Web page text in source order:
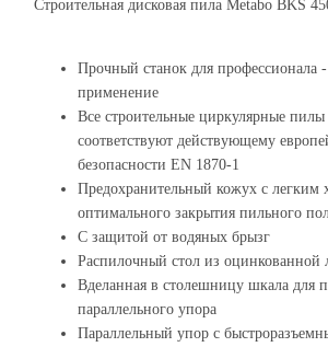
Строительная дисковая пила Metabo BKS
Прочный станок для профессионала
применение
Все строительные циркулярные пилы
соответствуют действующему
безопасности EN 1870-1
Предохранительный кожух с легким
оптимального закрытия пильного
С защитой от водяных брызг
Распилочный стол из оцинкованной
Вделанная в столешницу шкала для
параллельного упора
Параллельный упор с